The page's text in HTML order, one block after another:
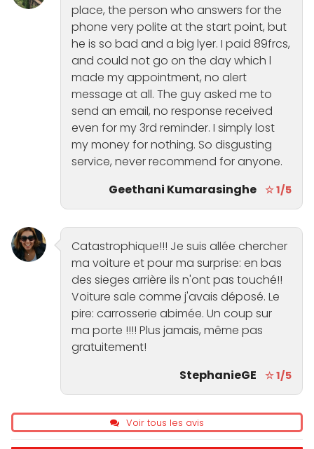
place, the person who answers for the
phone very polite at the start point, but
he is so bad and a big lyer. I paid 89frcs,
and could not go on the day which l
made my appointment, no alert
message at all. The guy asked me to
send an email, no response received
even for my 3rd reminder. I simply lost
my money for nothing. So disgusting
service, never recommend for anyone.
Geethani Kumarasinghe ☆ 1/5
Catastrophique!!! Je suis allée chercher
ma voiture et pour ma surprise: en bas
des sieges arrière ils n'ont pas touché!!
Voiture sale comme j'avais déposé. Le
pire: carrosserie abimée. Un coup sur
ma porte !!!! Plus jamais, même pas
gratuitement!
StephanieGE
☆ 1/5
Voir tous les avis